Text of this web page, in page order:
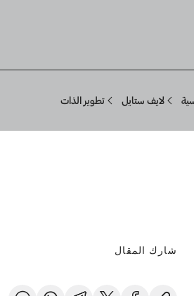
لايف ستايل تطوير الذات
شارك المقال